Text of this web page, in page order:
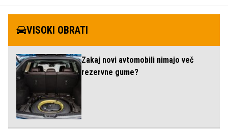
VISOKI OBRATI
Zakaj novi avtomobili nimajo več
rezervne gume?